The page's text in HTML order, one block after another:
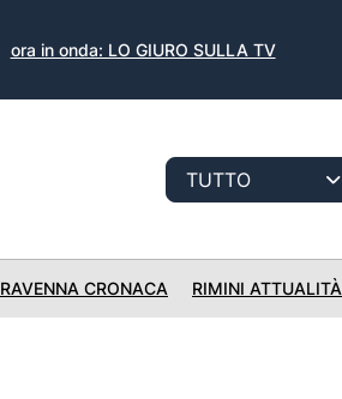
ora in onda: LO GIURO SULLA TV
RAVENNA CRONACA RIMINI ATTUALITÀ